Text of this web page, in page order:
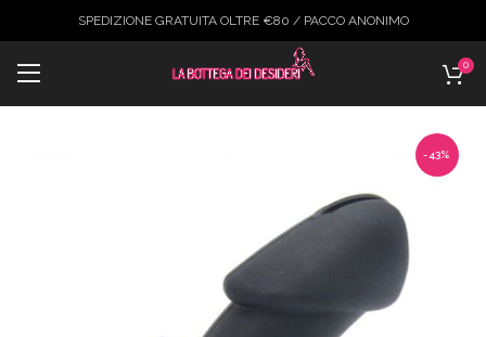
SPEDIZIONE GRATUITA OLTRE €80 / PACCO ANONIMO
0
-43%